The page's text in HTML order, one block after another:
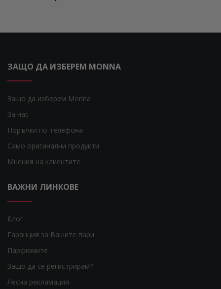
ЗАЩО ДА ИЗБЕРЕМ MONNA
Защо да изберем Monna
За нас
Поръчки по телефона
Само оригинални продукти
Мнения на клиентите
ВАЖНИ ЛИНКОВЕ
Блог
Гаранция за Вашите пари
Парфюмите
Защо да се регистрирам?
Лесна рекламация